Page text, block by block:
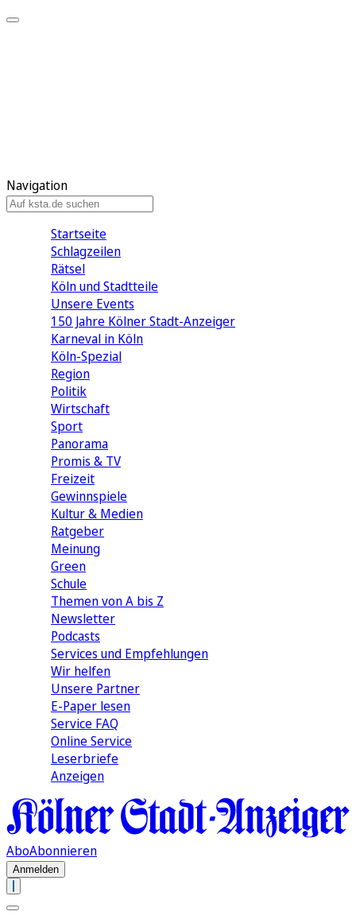
Navigation
Startseite
Schlagzeilen
Rätsel
Köln und Stadtteile
Unsere Events
150 Jahre Kölner Stadt-Anzeiger
Karneval in Köln
Köln-Spezial
Region
Politik
Wirtschaft
Sport
Panorama
Promis & TV
Freizeit
Gewinnspiele
Kultur & Medien
Ratgeber
Meinung
Green
Schule
Themen von A bis Z
Newsletter
Podcasts
Services und Empfehlungen
Wir helfen
Unsere Partner
E-Paper lesen
Service FAQ
Online Service
Leserbriefe
Anzeigen
AboAbonnieren
Anmelden